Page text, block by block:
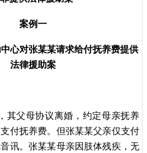
案例一
心对张某某请求给付抚养费提供
法律援助案
其父母协议离婚，约定母亲抚养
付抚养费。但张某某父亲仅支付
讯。张某某母亲因肢体残疾，无